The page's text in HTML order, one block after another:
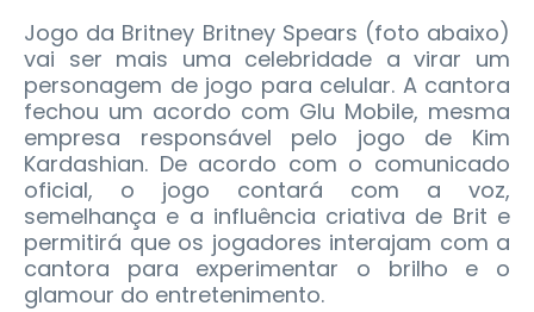
Jogo da Britney Britney Spears (foto abaixo)
vai ser mais uma celebridade a virar um
personagem de jogo para celular. A cantora
fechou um acordo com Glu Mobile, mesma
empresa responsável pelo jogo de Kim
Kardashian. De acordo com o comunicado
oficial, o jogo contará com a voz,
semelhança e a influência criativa de Brit e
permitirá que os jogadores interajam com a
cantora para experimentar o brilho e o
glamour do entretenimento.